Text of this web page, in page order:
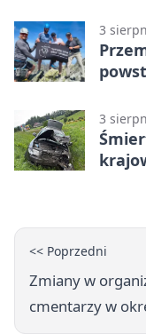
3
3
<< Poprzedni
Zmiany w
cmentarzy w